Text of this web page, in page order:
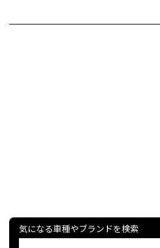
気になる車種やブランドを検索